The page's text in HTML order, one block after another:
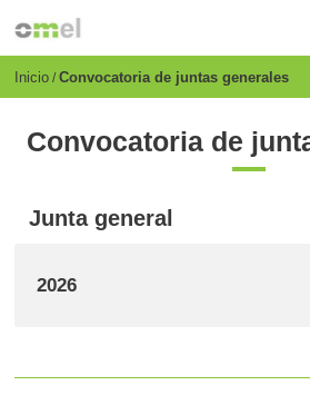
principal
Breadcrumb
Inicio Convocatoria de juntas generales
Convocatoria de
Junta general
2026